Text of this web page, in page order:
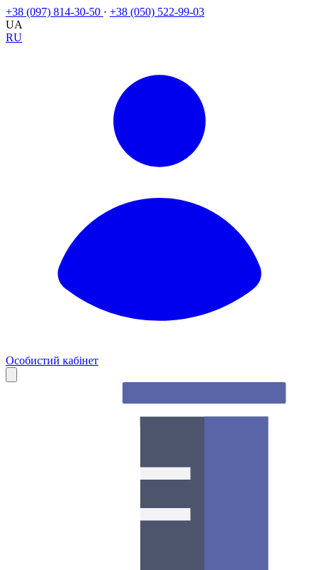
+38 (097) 814-30-50 · +38 (050) 522-99-03
UA
RU
Особистий кабінет